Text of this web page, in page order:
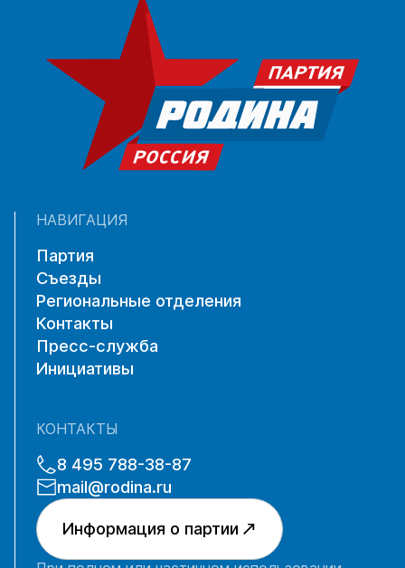
НАВИГАЦИЯ
Партия
Съезды
Региональные отделения
Контакты
Пресс-служба
Инициативы
КОНТАКТЫ
8 495 788-38-87
mail@rodina.ru
Информация о партии